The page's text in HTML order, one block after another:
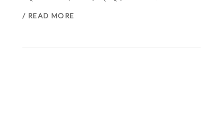
/ READ MORE